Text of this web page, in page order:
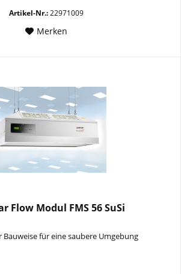
Artikel-Nr.:22971009
Merken
Flow Modul FMS 56 SuSi
für eine saubere Umgebung